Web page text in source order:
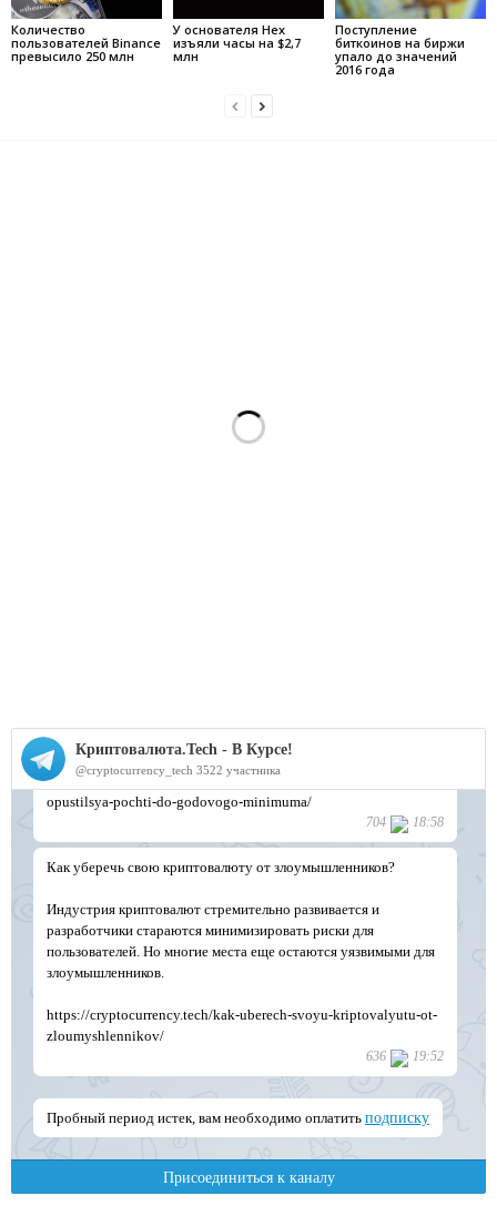
Количество
пользователей Binance
превысило 250 млн
У основателя Hex
изъяли часы на $2,7
млн
Поступление
биткоинов на биржи
упало до значений
2016 года